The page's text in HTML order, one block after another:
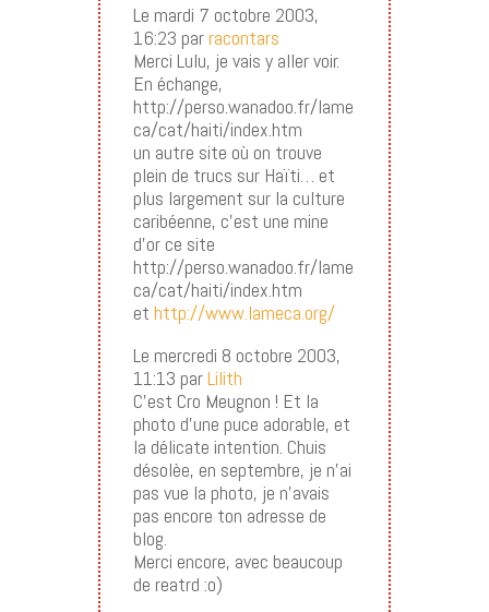
Le mardi 7 octobre 2003,
16:23 parracontars
Merci Lulu, je vais y aller voir.
En échange,
http://perso.wanadoo.fr/lame
ca/cat/haiti/index.htm
un autre site où on trouve
plein de trucs sur Haïti… et
plus largement sur la culture
caribéenne, c’est une mine
d’or ce site
http://perso.wanadoo.fr/lame
ca/cat/haiti/index.htm
et http://www.lameca.org/
Le mercredi 8 octobre 2003,
11:13 parLilith
C’est Cro Meugnon ! Et la
photo d’une puce adorable, et
la délicate intention. Chuis
désolèe, en septembre, je n’ai
pas vue la photo, je n’avais
pas encore ton adresse de
blog.
Merci encore, avec beaucoup
de reatrd :o)